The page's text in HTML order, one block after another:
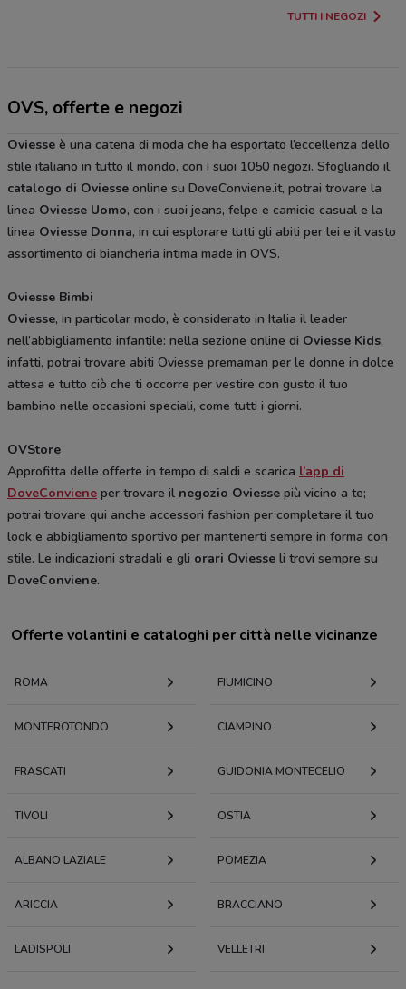
TUTTI I NEGOZI
OVS, offerte e negozi
Oviesse è una catena di moda che ha esportato l’eccellenza dello
stile italiano in tutto il mondo, con i suoi 1050 negozi. Sfogliando il
catalogo di Oviesse online su DoveConviene.it, potrai trovare la
linea Oviesse Uomo, con i suoi jeans, felpe e camicie casual e la
linea Oviesse Donna, in cui esplorare tutti gli abiti per lei e il vasto
assortimento di biancheria intima made in OVS.
Oviesse Bimbi
Oviesse, in particolar modo, è considerato in Italia il leader
nell’abbigliamento infantile: nella sezione online di Oviesse Kids,
infatti, potrai trovare abiti Oviesse premaman per le donne in dolce
attesa e tutto ciò che ti occorre per vestire con gusto il tuo
bambino nelle occasioni speciali, come tutti i giorni.
OVStore
Approfitta delle offerte in tempo di saldi e scarica l’app di
DoveConviene per trovare il negozio Oviesse più vicino a te;
potrai trovare qui anche accessori fashion per completare il tuo
look e abbigliamento sportivo per mantenerti sempre in forma con
stile. Le indicazioni stradali e gli orari Oviesse li trovi sempre su
DoveConviene.
Offerte volantini e cataloghi per città nelle vicinanze
ROMA FIUMICINO
MONTEROTONDO CIAMPINO
FRASCATI GUIDONIA MONTECELIO
TIVOLI OSTIA
ALBANO LAZIALE POMEZIA
ARICCIA BRACCIANO
LADISPOLI VELLETRI